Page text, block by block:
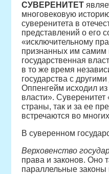
СУВЕРЕНИТЕТ
многовековую
суверенитета в
представлений о его
«исключительному
признанных им самим
государственная
в то же время
государства с
Оппенгейм исходил из
власти».
страны, так и за ее
встречаются во
В суверенном
Верховенство
права и законов. Оно
параллельные законы